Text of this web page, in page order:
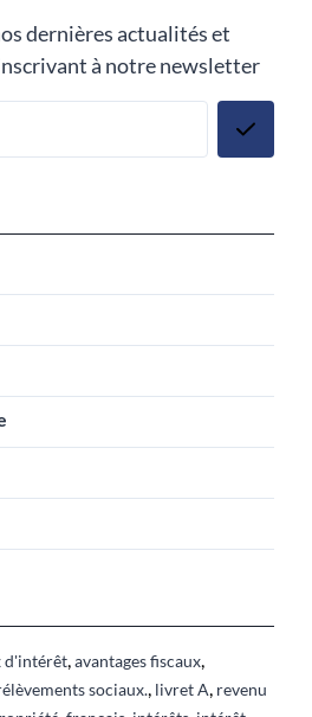
dernières actualités et
à notre newsletter
d'intérêt,avantages fiscaux,
sociaux., livret A, revenu